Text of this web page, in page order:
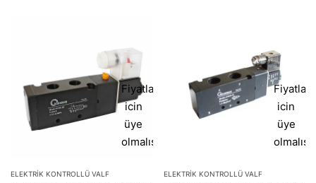
Fiyatlar
icin
üye
olmalısınız
ELEKTRIK KONTROLLÜ VALF
Fiyatlar
icin
üye
ELEKTRIK KONTROLLÜ VALF